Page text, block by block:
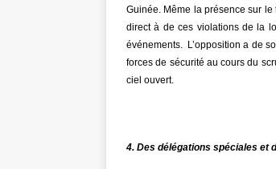
Guinée. Même la présence sur le
direct à de ces violations de la
événements. L’opposition a de
forces de sécurité au cours du
ciel ouvert.
4. Des délégations spéciales et